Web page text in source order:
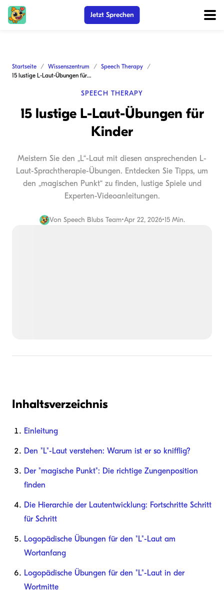
Jetzt Sprechen
Startseite Wissenszentrum
Speech Therapy
15 lustige L-Laut-Übungen für Kinder
SPEECH THERAPY
15 lustige L-Laut-Übungen für
Kinder
Meistern Sie den „L“-Laut mit diesen ansprechenden L-
Laut-Sprachtherapie-Übungen. Entdecken Sie Tipps, um
den „magischen Punkt“ zu finden, lustige Spiele und
Experten-Videoanleitungen.
Von Speech Blubs Team•Apr 22, 2026•15 Min.
Inhaltsverzeichnis
Einleitung
Den "L"-Laut verstehen: Warum ist er so knifflig?
Der "magische Punkt": Die richtige Zungenposition
finden
Die Hierarchie der Lautentwicklung: Fortschritte Schritt
für Schritt
Logopädische Übungen für den "L"-Laut am
Wortanfang
Logopädische Übungen für den "L"-Laut in der
Wortmitte